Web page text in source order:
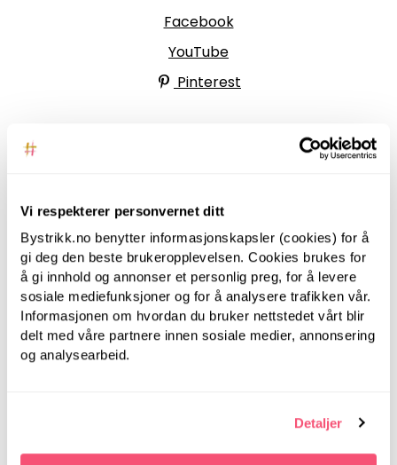
Vi respekterer personvernet ditt
Bystrikk.no benytter informasjonskapsler (cookies) for å
gi deg den beste brukeropplevelsen. Cookies brukes for
å gi innhold og annonser et personlig preg, for å levere
sosiale mediefunksjoner og for å analysere trafikken vår.
Informasjonen om hvordan du bruker nettstedet vårt blir
delt med våre partnere innen sosiale medier, annonsering
og analysearbeid.
Detaljer
Facebook
YouTube
Pinterest
Bli medlem av Bystrikk-forumet vårt på Facebook
og møt både designere og teststrikkere, samt
31.000 andre Bystrikkere som deler erfaringer,
bilder og inspirasjon.
Bli medlem her.
Gurusoft